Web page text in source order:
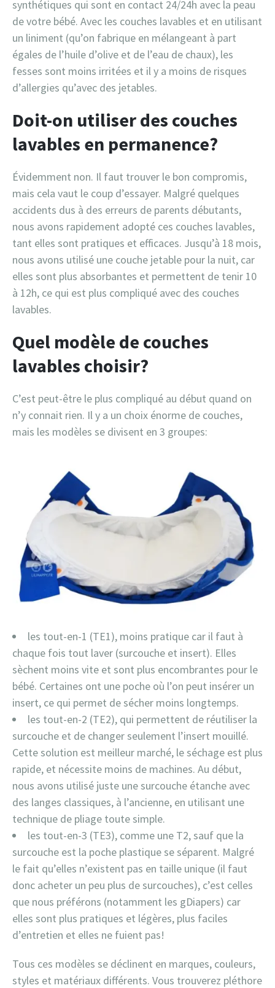
synthétiques qui sont en contact 24/24h avec la peau
de votre bébé. Avec les couches lavables et en utilisant
un liniment (qu’on fabrique en mélangeant à part
égales de l’huile d’olive et de l’eau de chaux), les
fesses sont moins irritées et il y a moins de risques
d’allergies qu’avec des jetables.
Doit-on utiliser des couches
lavables en permanence?
Évidemment non. Il faut trouver le bon compromis,
mais cela vaut le coup d’essayer. Malgré quelques
accidents dus à des erreurs de parents débutants,
nous avons rapidement adopté ces couches lavables,
tant elles sont pratiques et efficaces. Jusqu’à 18 mois,
nous avons utilisé une couche jetable pour la nuit, car
elles sont plus absorbantes et permettent de tenir 10
à 12h, ce qui est plus compliqué avec des couches
lavables.
Quel modèle de couches
lavables choisir?
C’est peut-être le plus compliqué au début quand on
n’y connait rien. Il y a un choix énorme de couches,
mais les modèles se divisent en 3 groupes:
les tout-en-1 (TE1), moins pratique car il faut à
chaque fois tout laver (surcouche et insert). Elles
sèchent moins vite et sont plus encombrantes pour le
bébé. Certaines ont une poche où l’on peut insérer un
insert, ce qui permet de sécher moins longtemps.
les tout-en-2 (TE2), qui permettent de réutiliser la
surcouche et de changer seulement l’insert mouillé. ​​
Cette solution est meilleur marché, le séchage est plus
rapide, et nécessite moins de machines. Au début,
nous avons utilisé juste une surcouche étanche avec
des langes classiques, à l’ancienne, en utilisant une
technique de pliage toute simple.​​
les tout-en-3 (TE3), comme une T2, sauf que la
surcouche est la poche plastique se séparent. Malgré
le fait qu’elles n’existent pas en taille unique (il faut
donc acheter un peu plus de surcouches), c’est celles
que nous préférons (notamment les gDiapers) car
elles sont plus pratiques et légères, plus faciles
d’entretien et elles ne fuient pas!
​​Tous ces modèles se déclinent en marques, couleurs,
styles et matériaux différents. Vous trouverez pléthore